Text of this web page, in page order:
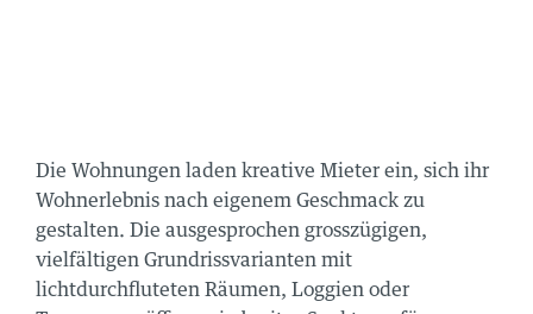
Die Wohnungen laden kreative Mieter ein, sich ihr
Wohnerlebnis nach eigenem Geschmack zu
gestalten. Die ausgesprochen grosszügigen,
vielfältigen Grundrissvarianten mit
lichtdurchfluteten Räumen, Loggien oder